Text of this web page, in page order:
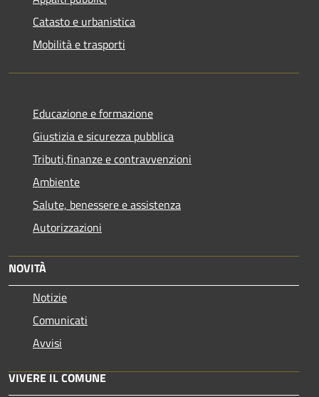
Catasto e urbanistica
Mobilità e trasporti
Educazione e formazione
Giustizia e sicurezza pubblica
Tributi,finanze e contravvenzioni
Ambiente
Salute, benessere e assistenza
Autorizzazioni
NOVITÀ
Notizie
Comunicati
Avvisi
VIVERE IL COMUNE